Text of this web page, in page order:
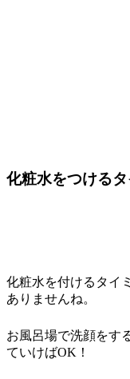
化粧水をつける
化粧水を付けるタイ
ありませんね。
お風呂場で洗顔をす
ていけばOK！